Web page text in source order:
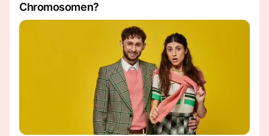
Chromosomen?